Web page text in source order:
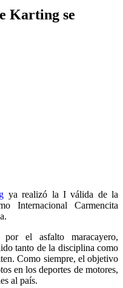
Karting se
ya realizó la I válida de la
Internacional Carmencita
el asfalto maracayero,
tanto de la disciplina como
Como siempre, el objetivo
en los deportes de motores,
al país.